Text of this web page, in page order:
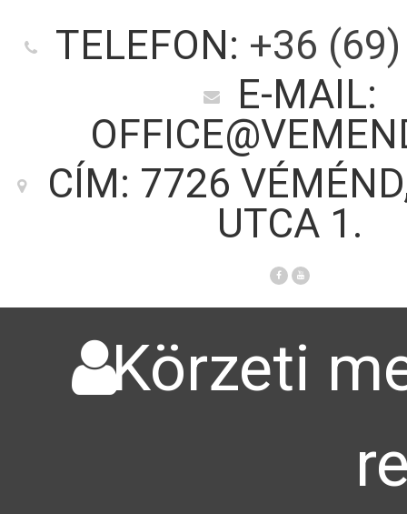
TELEFON: +36
E-MAIL:
CÍM: 7726
UTCA 1.
Körzeti